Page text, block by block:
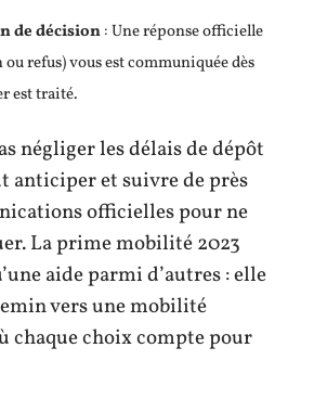
de décision: Une réponse officielle
refus) vous est communiquée dès
est traité.
négliger les délais de dépôt
anticiper et suivre de près
officielles pour ne
La prime mobilité 2023
aide parmi d’autres : elle
vers une mobilité
chaque choix compte pour